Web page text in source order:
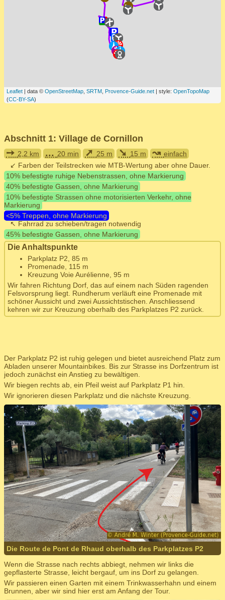
Leaflet | data © OpenStreetMap SRTM Provence-Guide.net | style: OpenTopoMap
(CC-BY-SA)
Abschnitt 1: Village de Cornillon
➙ 2,2 km ... 20 min ➚ 25 m ➘ 15 m ↝ einfach
↙ Farben der Teilstrecken wie MTB-Wertung aber ohne Dauer.
10% befestigte ruhige Nebenstrassen, ohne Markierung
40% befestigte Gassen, ohne Markierung
10% befestigte Strassen ohne motorisierten Verkehr, ohne
Markierung
<5% Treppen, ohne Markierung
↖ Fahrrad zu schieben/tragen notwendig
45% befestigte Gassen, ohne Markierung
Die Anhaltspunkte
Parkplatz P2, 85 m
Promenade, 115 m
Kreuzung Voie Aurélienne, 95 m
Wir fahren Richtung Dorf, das auf einem nach Süden ragenden
Felsvorsprung liegt. Rundherum verläuft eine Promenade mit
schöner Aussicht und zwei Aussichtstischen. Anschliessend
kehren wir zur Kreuzung oberhalb des Parkplatzes P2 zurück.
Der Parkplatz P2 ist ruhig gelegen und bietet ausreichend Platz zum
Abladen unserer Mountainbikes. Bis zur Strasse ins Dorfzentrum ist
jedoch zunächst ein Anstieg zu bewältigen.
Wir biegen rechts ab, ein Pfeil weist auf Parkplatz P1 hin.
Wir ignorieren diesen Parkplatz und die nächste Kreuzung.
Die Route de Pont de Rhaud oberhalb des Parkplatzes P2
Wenn die Strasse nach rechts abbiegt, nehmen wir links die
gepflasterte Strasse, leicht bergauf, um ins Dorf zu gelangen.
Wir passieren einen Garten mit einem Trinkwasserhahn und einem
Brunnen, aber wir sind hier erst am Anfang der Tour.